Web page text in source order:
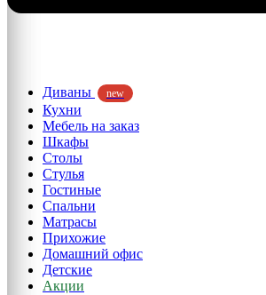
Диваны new
Кухни
Мебель на заказ
Шкафы
Столы
Стулья
Гостиные
Спальни
Матрасы
Прихожие
Домашний офис
Детские
Акции